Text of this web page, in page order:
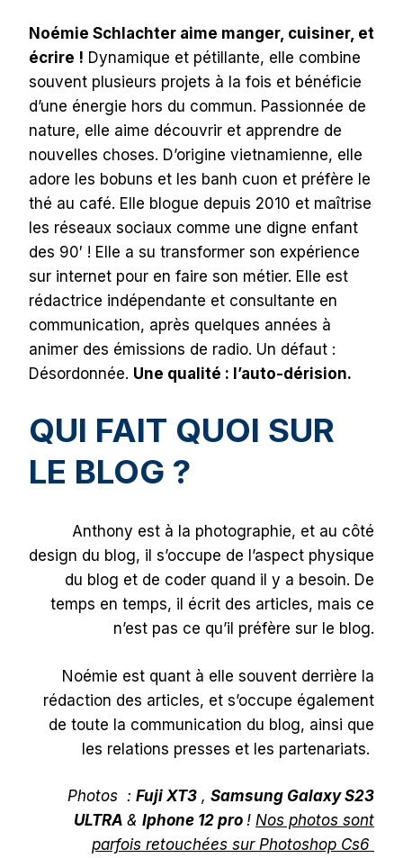
Noémie Schlachter aime manger, cuisiner, et
écrire ! Dynamique et pétillante, elle combine
souvent plusieurs projets à la fois et bénéficie
d’une énergie hors du commun. Passionnée de
nature, elle aime découvrir et apprendre de
nouvelles choses. D’origine vietnamienne, elle
adore les bobuns et les banh cuon et préfère le
thé au café. Elle blogue depuis 2010 et maîtrise
les réseaux sociaux comme une digne enfant
des 90′ ! Elle a su transformer son expérience
sur internet pour en faire son métier. Elle est
rédactrice indépendante et consultante en
communication, après quelques années à
animer des émissions de radio. Un défaut :
Désordonnée. Une qualité : l’auto-dérision.
QUI FAIT QUOI SUR
LE BLOG ?
Anthony est à la photographie, et au côté
design du blog, il s’occupe de l’aspect physique
du blog et de coder quand il y a besoin. De
temps en temps, il écrit des articles, mais ce
n’est pas ce qu’il préfère sur le blog.
Noémie est quant à elle souvent derrière la
rédaction des articles, et s’occupe également
de toute la communication du blog, ainsi que
les relations presses et les partenariats.
Photos : Fuji XT3 , Samsung Galaxy S23
ULTRA & Iphone 12 pro ! Nos photos sont
parfois retouchées sur Photoshop Cs6